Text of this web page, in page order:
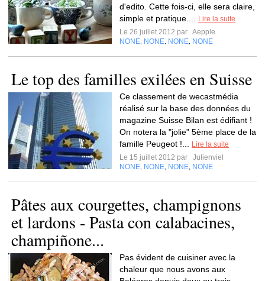
d'edito. Cette fois-ci, elle sera claire,
simple et pratique....
Lire la suite
Le 26 juillet 2012 par Aepple
NONE NONE NONE NONE
Le top des familles exilées en Suisse
Ce classement de wecastmédia
réalisé sur la base des données du
magazine Suisse Bilan est édifiant !
On notera la "jolie" 5ème place de la
famille Peugeot !...
Lire la suite
Le 15 juillet 2012 par
Julienviel
NONE NONE NONE NONE
Pâtes aux courgettes, champignons
et lardons - Pasta con calabacines,
champiñone...
Pas évident de cuisiner avec la
chaleur que nous avons aux